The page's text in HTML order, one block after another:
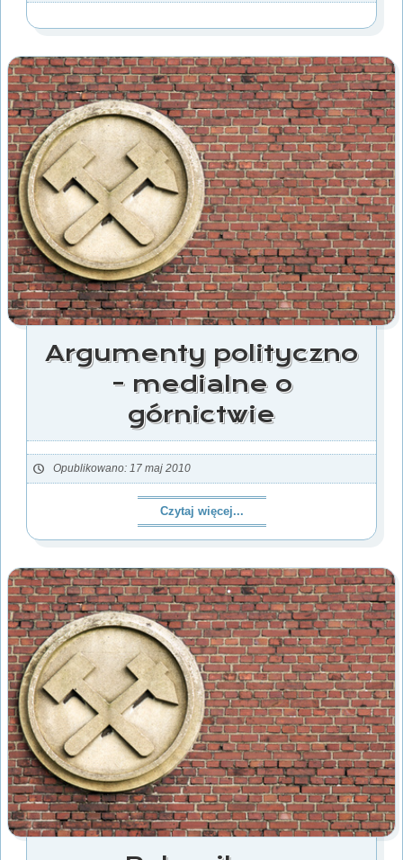
Argumenty polityczno
- medialne o
górnictwie
Opublikowano: 17 maj 2010
Czytaj więcej...